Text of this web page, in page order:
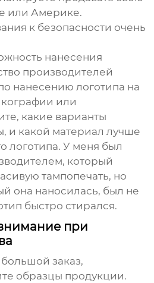
или Америке.
к безопасности очень
нанесения
производителей
нанесению логотипа на
или
какие варианты
и какой материал лучше
логотипа. У меня был
который
тампопечать, но
она наносилась, был не
быстро стирался.
при
заказ,
образцы продукции.